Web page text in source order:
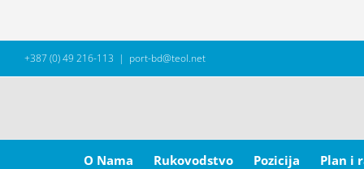
+387 (0) 49 216-113 | port-bd@teol.net
for:
O Nama
Rukovodstvo Pozicija Plan i